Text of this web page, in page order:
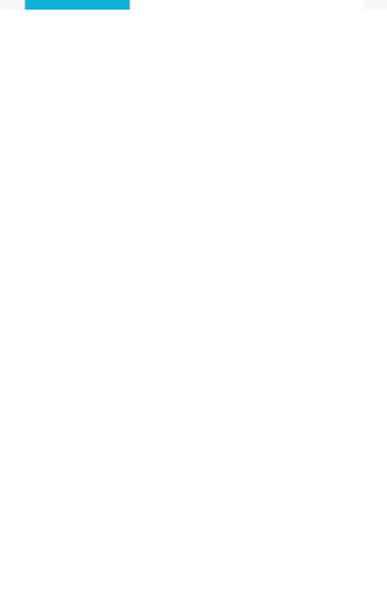
Essencier